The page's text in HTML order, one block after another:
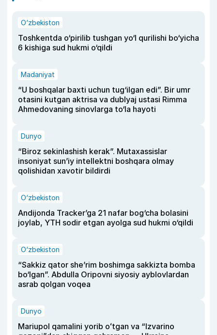
O‘zbekiston
Toshkentda o‘pirilib tushgan yo‘l qurilishi bo‘yicha
6 kishiga sud hukmi o‘qildi
Madaniyat
“U boshqalar baxti uchun tug‘ilgan edi”. Bir umr
otasini kutgan aktrisa va dublyaj ustasi Rimma
Ahmedovaning sinovlarga to‘la hayoti
Dunyo
“Biroz sekinlashish kerak”. Mutaxassislar
insoniyat sun’iy intellektni boshqara olmay
qolishidan xavotir bildirdi
O‘zbekiston
Andijonda Tracker’ga 21 nafar bog‘cha bolasini
joylab, YTH sodir etgan ayolga sud hukmi o‘qildi
O‘zbekiston
“Sakkiz qator she’rim boshimga sakkizta bomba
bo‘lgan”. Abdulla Oripovni siyosiy ayblovlardan
asrab qolgan voqea
Dunyo
Mariupol qamalini yorib oʻtgan va “Izvarino